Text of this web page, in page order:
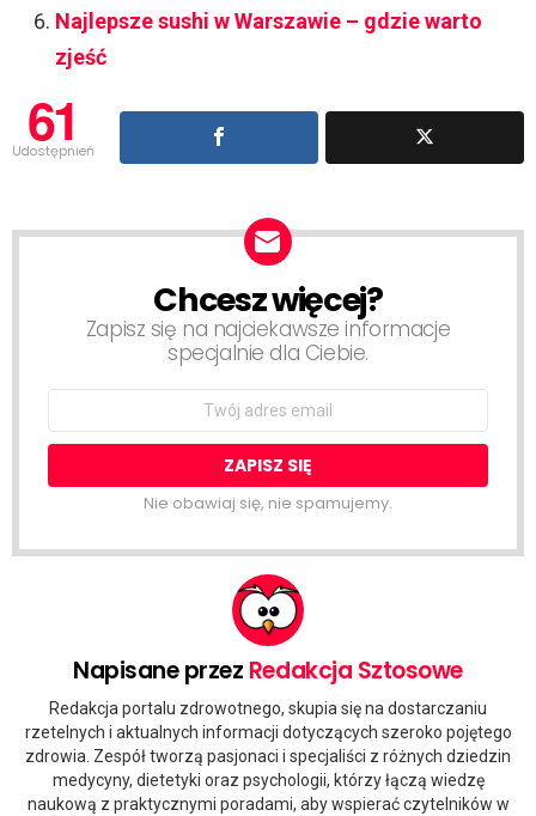
Najlepsze sushi w Warszawie – gdzie warto
zjeść
61
Udostępnień
NEWSLETTERChcesz więcej?
Zapisz się na najciekawsze informacje
specjalnie dla Ciebie.
Nie obawiaj się, nie spamujemy.
Napisane przez Redakcja Sztosowe
Redakcja portalu zdrowotnego, skupia się na dostarczaniu
rzetelnych i aktualnych informacji dotyczących szeroko pojętego
zdrowia. Zespół tworzą pasjonaci i specjaliści z różnych dziedzin
medycyny, dietetyki oraz psychologii, którzy łączą wiedzę
naukową z praktycznymi poradami, aby wspierać czytelników w